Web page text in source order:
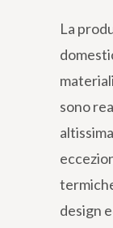
La
sono
design